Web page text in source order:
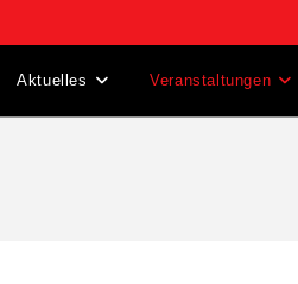
Aktuelles Veranstaltungen